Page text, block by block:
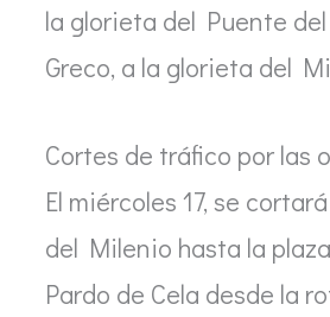
la glorieta del Puente
Greco, a la glorieta del
Cortes de tráfico por las
El miércoles 17, se
del Milenio hasta la
Pardo de Cela desde la